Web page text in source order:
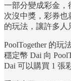
一部分變成彩金，
次沒中獎，彩券也
的玩法，讓許多人
PoolTogether 的
穩定幣 Dai 向
Dai 可以購買 1 張